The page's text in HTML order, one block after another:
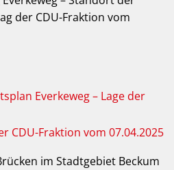
der CDU-Fraktion vom
Everkeweg – Lage der
CDU-Fraktion vom 07.04.2025
im Stadtgebiet Beckum